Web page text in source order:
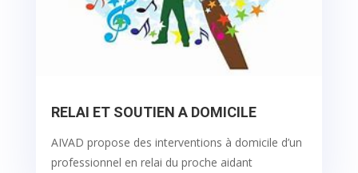
RELAI ET SOUTIEN A DOMICILE
AIVAD propose des interventions à domicile d’un
professionnel en relai du proche aidant